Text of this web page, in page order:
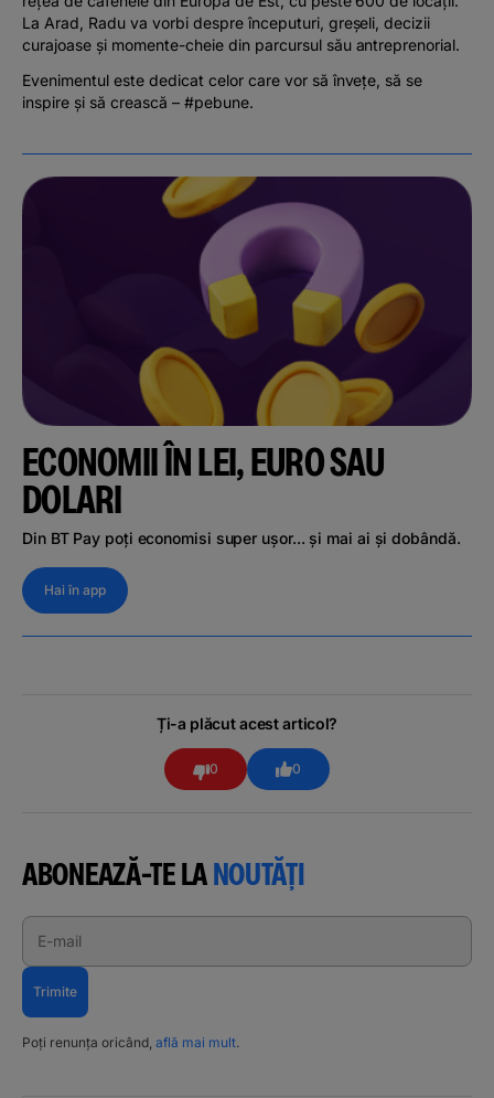
La Arad, Radu va vorbi despre începuturi, greșeli, decizii
curajoase și momente-cheie din parcursul său antreprenorial.
Evenimentul este dedicat celor care vor să învețe, să se
inspire și să crească – #pebune.
ECONOMII ÎN LEI, EURO SAU
DOLARI
Din BT Pay poți economisi super ușor... și mai ai și dobândă.
Hai în app
Ți-a plăcut acest articol?
0 0
ABONEAZĂ-TE LANOUTĂȚI
E-mail
Trimite
Poți renunța oricând, află mai mult.